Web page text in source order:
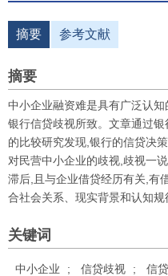
摘要 参考文献
摘要
中小企业融资难是具有广泛认
银行信贷歧视所致。文章通过
的比较研究发现,银行的信贷决
对民营中小企业的歧视,歧视一
滞后,且与企业借贷经历有关,有
合社会关系、现实背景和认知规
关键词
中小企业 ; 信贷歧视 ; 信